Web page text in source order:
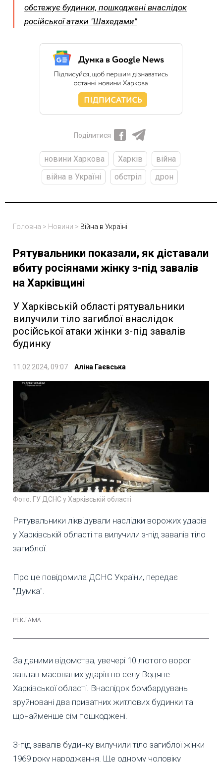
обстежує будинки, пошкоджені внаслідок
російської атаки "Шахедами"
Поділитися
новини Харкова Харків
війна
війна в Україні
обстріл дрон
Головна > Новини > Війна в Україні
Рятувальники показали, як діставали
вбиту росіянами жінку з-під завалів
на Харківщині
У Харківській області рятувальники
вилучили тіло загиблої внаслідок
російської атаки жінки з-під завалів
будинку
11.02.2024, 09:07 Аліна Гаєвська
Фото: ГУ ДСНС у Харківській області
Рятувальники ліквідували наслідки ворожих ударів
у Харківській області та вилучили з-під завалів тіло
загиблої.
Про це повідомила ДСНС України, передає
"Думка".
За даними відомства, увечері 10 лютого ворог
завдав масованих ударів по селу Водяне
Харківської області. Внаслідок бомбардувань
зруйновані два приватних житлових будинки та
щонайменше сім пошкоджені.
З-під завалів будинку вилучили тіло загиблої жінки
1969 року народження. Ще одному чоловіку